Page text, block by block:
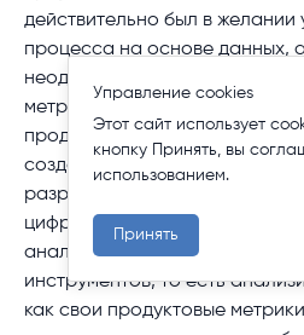
действительно был в желании
процесса на основе данных,
неоднородными. Тут важно
метрики в нашем случае также
продуктовыми метриками для
создают инструменты и
разработки. Теперь, когда у
цифры, мы можем, с одной
анализировать
инструментов, то есть
как свои продуктовые
Управление cookies
Этот сайт использует
кнопку Принять, вы
использованием.
Принять